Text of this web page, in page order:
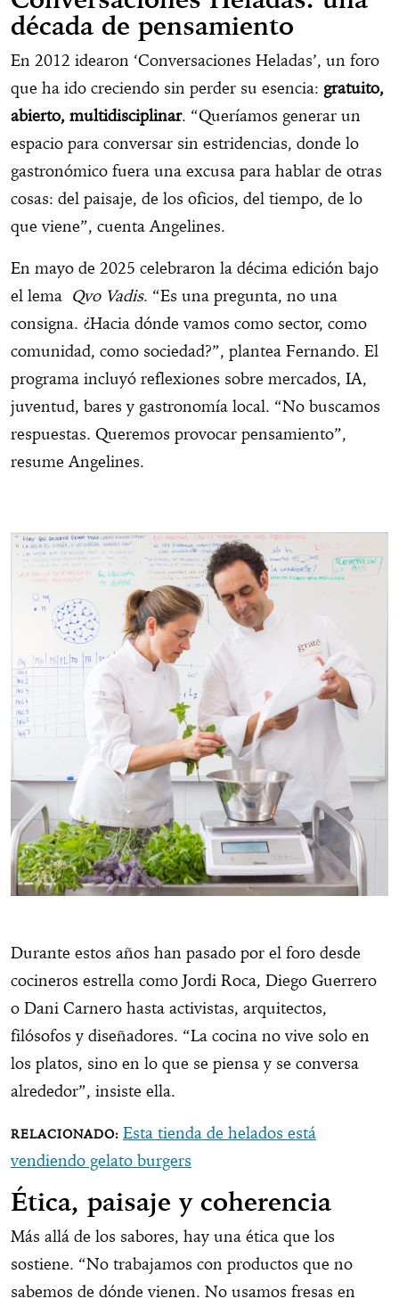
década de pensamiento
En 2012 idearon ‘Conversaciones Heladas’, un foro
que ha ido creciendo sin perder su esencia: gratuito,
abierto, multidisciplinar. “Queríamos generar un
espacio para conversar sin estridencias, donde lo
gastronómico fuera una excusa para hablar de otras
cosas: del paisaje, de los oficios, del tiempo, de lo
que viene”, cuenta Angelines.
En mayo de 2025 celebraron la décima edición bajo
el lema Qvo Vadis. “Es una pregunta, no una
consigna. ¿Hacia dónde vamos como sector, como
comunidad, como sociedad?”, plantea Fernando. El
programa incluyó reflexiones sobre mercados, IA,
juventud, bares y gastronomía local. “No buscamos
respuestas. Queremos provocar pensamiento”,
resume Angelines.
Durante estos años han pasado por el foro desde
cocineros estrella como Jordi Roca, Diego Guerrero
o Dani Carnero hasta activistas, arquitectos,
filósofos y diseñadores. “La cocina no vive solo en
los platos, sino en lo que se piensa y se conversa
alrededor”, insiste ella.
Esta tienda de helados está
vendiendo gelato burgers
Ética, paisaje y coherencia
Más allá de los sabores, hay una ética que los
sostiene. “No trabajamos con productos que no
sabemos de dónde vienen. No usamos fresas en